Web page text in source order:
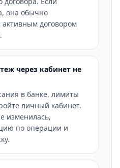
она обычно
активным договором
через кабинет не
в банке, лимиты
личный кабинет.
изменилась,
по операции и